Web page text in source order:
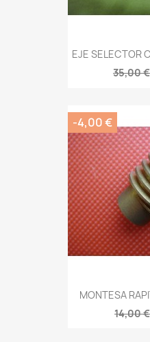
EJE SELECTOR
35,00 €
MONTESA
14,00 €
-4,00 €